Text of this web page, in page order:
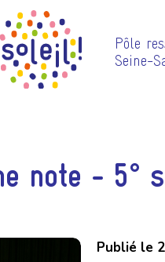
Pôle
Seine-
note - 5°
Publié le